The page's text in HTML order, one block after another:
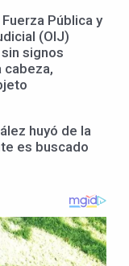
Pública y
(OIJ)
signos
cabeza,
huyó de la
es buscado